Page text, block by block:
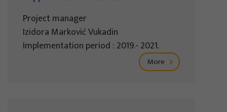
Project manager
Izidora Marković Vukadin
Implementation period : 2019.- 2021.
More